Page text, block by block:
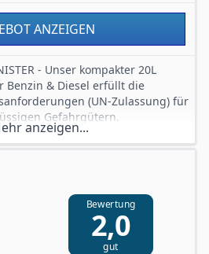
ANZEIGEN
- Unser kompakter 20L
Benzin & Diesel erfüllt die
(UN-Zulassung) für
Gefahrgütern.
Sie den Kanister auch zum
nutzen.
schnell griffbereit und ist am
Der
verhindert das verlieren des
- Der Kunststoffbehälter ist
anzeigen...
Bewertung
2,0
gut